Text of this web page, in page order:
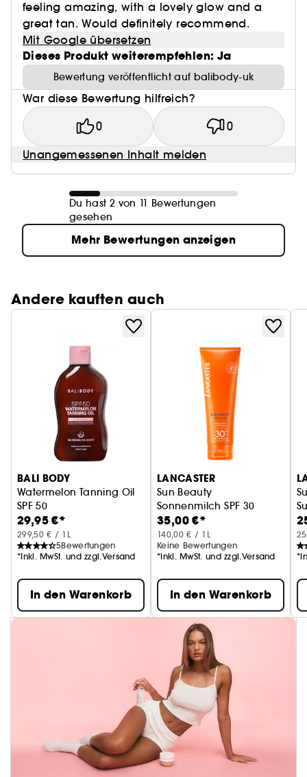
feeling amazing, with a lovely glow and a
great tan. Would definitely recommend.
Mit Google übersetzen
Dieses Produkt weiterempfehlen: Ja
Bewertung veröffentlicht auf balibody-uk
War diese Bewertung hilfreich?
0 0
Unangemessenen Inhalt melden
Du hast 2 von 11 Bewertungen
gesehen
Mehr Bewertungen anzeigen
Andere kauften auch
BALI BODY
Watermelon Tanning Oil
SPF 50
Schutzendes Bräunungsöl
29,95 €*
299,50 € / 1L
5Bewertungen
*Inkl. MwSt. und zzgl.Versand
In den Warenkorb
LANCASTER
Sun Beauty
Sonnenmilch SPF 30
35,00 €*
140,00 € / 1L
Keine Bewertungen
*Inkl. MwSt. und zzgl.Versand
In den Warenkorb